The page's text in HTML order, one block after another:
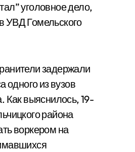
уголовное дело,
Гомельского
задержали
одного из вузов
Как выяснилось, 19-
района
воркером на